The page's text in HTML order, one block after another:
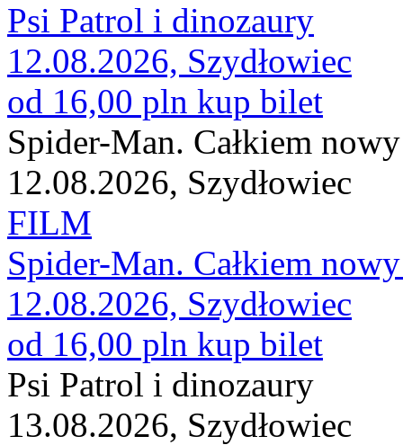
Psi Patrol i dinozaury
12.08.2026, Szydłowiec
od 16,00 pln kup bilet
Spider-Man. Całkiem
12.08.2026, Szydłowiec
FILM
Spider-Man. Całkiem
12.08.2026, Szydłowiec
od 16,00 pln kup bilet
Psi Patrol i dinozaury
13.08.2026, Szydłowiec